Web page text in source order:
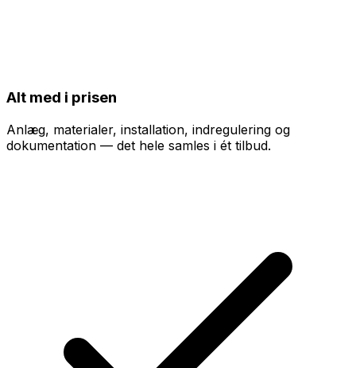
Alt med i prisen
Anlæg, materialer, installation, indregulering og
dokumentation — det hele samles i ét tilbud.